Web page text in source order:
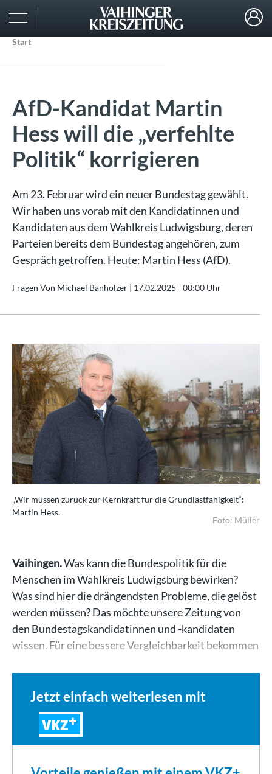
Start
AfD-Kandidat Martin
Hess will die „verfehlte
Politik“ korrigieren
Am 23. Februar wird ein neuer Bundestag gewählt.
Wir haben uns vorab mit den Kandidatinnen und
Kandidaten aus dem Wahlkreis Ludwigsburg, deren
Parteien bereits dem Bundestag angehören, zum
Gespräch getroffen. Heute: Martin Hess (AfD).
Fragen Von Michael Banholzer | 17.02.2025 - 00:00 Uhr
„Wir müssen zurück zur Kernkraft für die Grundlastfähigkeit“:
Martin Hess.
Foto: Müller
Vaihingen.Was kann die Bundespolitik für die
Menschen im Wahlkreis Ludwigsburg bewirken?
Was sind hier die drängendsten Probleme, die gelöst
werden müssen? Das möchte unsere Zeitung von
den Bundestagskandidatinnen und -kandidaten
wissen. Für eine bessere Vergleichbarkeit bekommen
Jetzt einfach weiterlesen mit
VKZ